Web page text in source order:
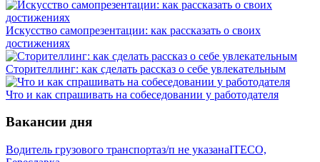
Искусство самопрезентации: как рассказать о своих
достижениях
Сторителлинг: как сделать рассказ о себе увлекательным
Что и как спрашивать на собеседовании у работодателя
Вакансии дня
Водитель грузового транспортаз/п не указанаITECO,